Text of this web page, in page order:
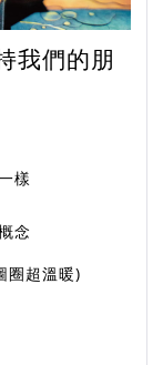
我們的朋
樣
念
圈超溫暖)